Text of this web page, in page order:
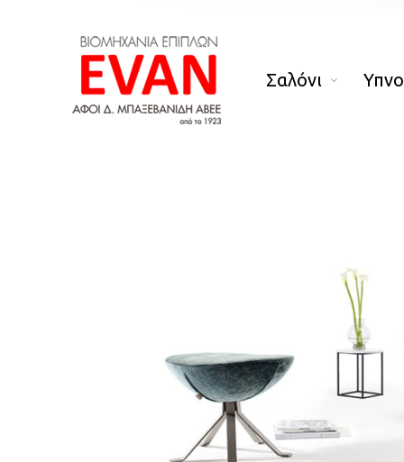
Σαλόνι